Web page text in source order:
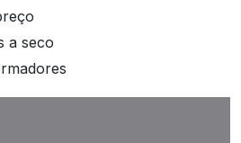
a seco